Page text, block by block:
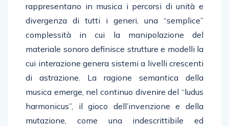
rappresentano in musica i percorsi di unità e
divergenza di tutti i generi, una “semplice”
complessità in cui la manipolazione del
materiale sonoro definisce strutture e modelli la
cui interazione genera sistemi a livelli crescenti
di astrazione. La ragione semantica della
musica emerge, nel continuo divenire del “ludus
harmonicus”, il gioco dell’invenzione e della
mutazione, come una indescrittibile ed